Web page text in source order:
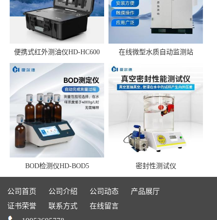
便携式红外测油仪HD-HC600 在线微型水质自动监测站
BOD检测仪HD-BOD5 密封性测试仪
公司首页 公司介绍 公司动态
产品展厅
证书荣誉
联系方式
在线留言